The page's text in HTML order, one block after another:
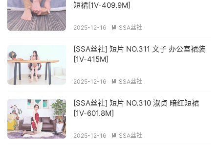
短裙[1V-409.9M]
2025-12-16  SSA丝社
[SSA丝社] 短片 NO.311 文子 办公室裙装
[1V-415M]
2025-12-16  SSA丝社
[SSA丝社] 短片 NO.310 淑贞 暗红短裙
[1V-601.8M]
2025-12-16  SSA丝社